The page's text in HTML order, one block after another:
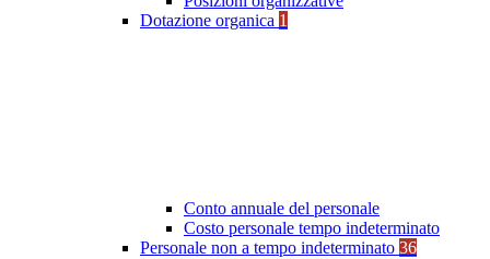
Dotazione organica 1
Conto annuale del personale
Costo personale tempo indeterminato
Personale non a tempo indeterminato 36